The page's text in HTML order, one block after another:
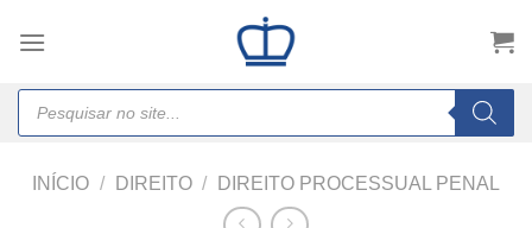
Products
search
INÍCIO / DIREITO / DIREITO PROCESSUAL PENAL